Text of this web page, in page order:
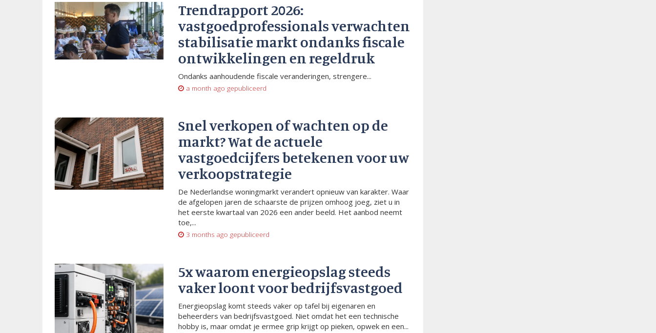
Trendrapport 2026:
vastgoedprofessionals verwachten
stabilisatie markt ondanks fiscale
ontwikkelingen en regeldruk
Ondanks aanhoudende fiscale veranderingen, strengere...
a month ago gepubliceerd
Snel verkopen of wachten op de
markt? Wat de actuele
vastgoedcijfers betekenen voor uw
verkoopstrategie
De Nederlandse woningmarkt verandert opnieuw van karakter. Waar
de afgelopen jaren de schaarste de prijzen omhoog joeg, ziet u in
het eerste kwartaal van 2026 een ander beeld. Het aanbod neemt
toe,...
3 months ago gepubliceerd
5x waarom energieopslag steeds
vaker loont voor bedrijfsvastgoed
Energieopslag komt steeds vaker op tafel bij eigenaren en
beheerders van bedrijfsvastgoed. Niet omdat het een technische
hobby is, maar omdat je ermee grip krijgt op pieken, opwek en een...